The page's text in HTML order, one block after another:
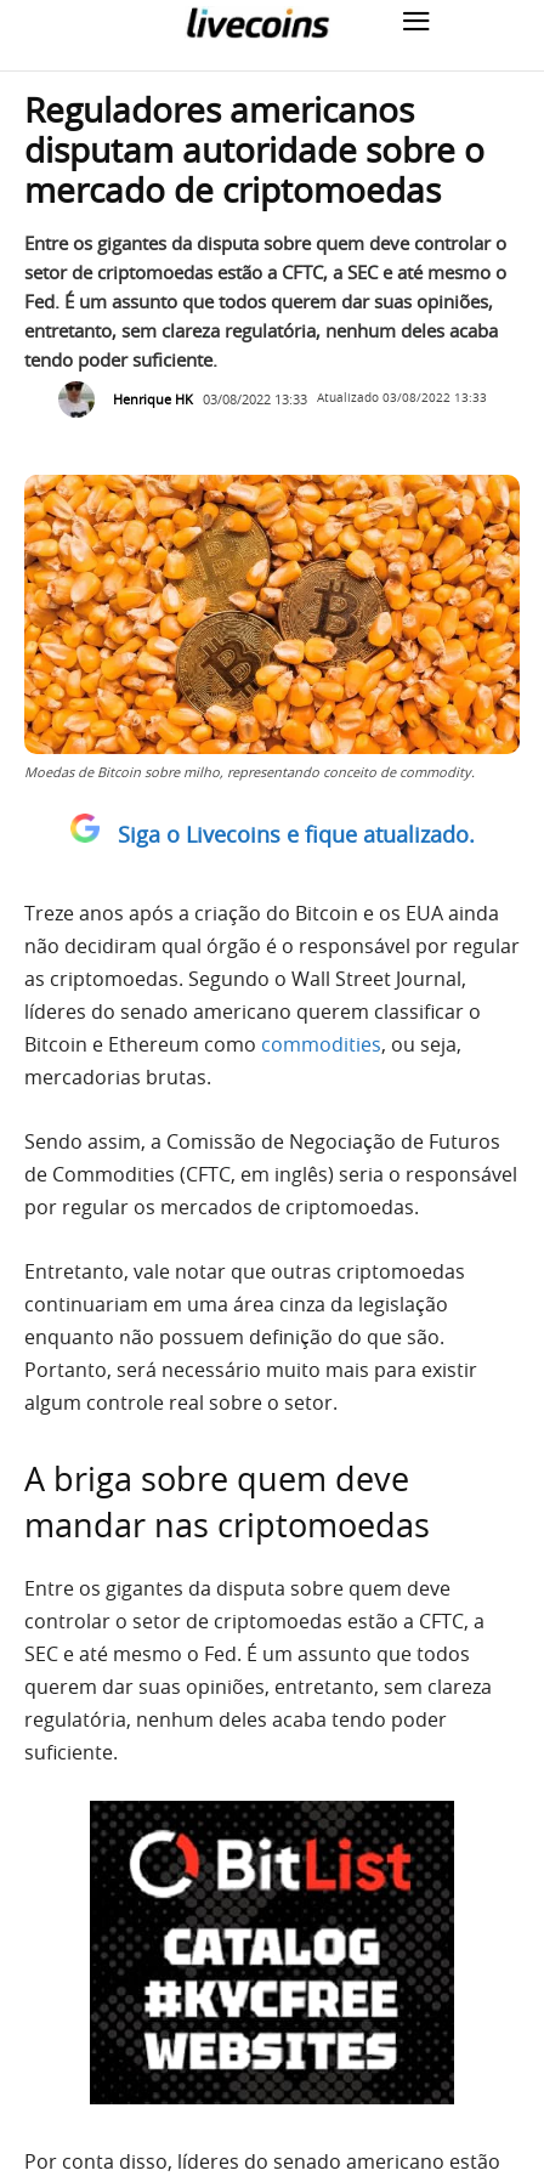
Reguladores americanos
disputam autoridade sobre o
mercado de criptomoedas
Entre os gigantes da disputa sobre quem deve controlar o
setor de criptomoedas estão a CFTC, a SEC e até mesmo o
Fed. É um assunto que todos querem dar suas opiniões,
entretanto, sem clareza regulatória, nenhum deles acaba
tendo poder suficiente.
Henrique HK 03/08/2022 13:33 Atualizado 03/08/2022 13:33
Moedas de Bitcoin sobre milho, representando conceito de commodity.
Siga o Livecoins e fique atualizado.
Treze anos após a criação do Bitcoin e os EUA ainda
não decidiram qual órgão é o responsável por regular
as criptomoedas. Segundo o Wall Street Journal,
líderes do senado americano querem classificar o
Bitcoin e Ethereum como commodities, ou seja,
mercadorias brutas.
Sendo assim, a Comissão de Negociação de Futuros
de Commodities (CFTC, em inglês) seria o responsável
por regular os mercados de criptomoedas.
Entretanto, vale notar que outras criptomoedas
continuariam em uma área cinza da legislação
enquanto não possuem definição do que são.
Portanto, será necessário muito mais para existir
algum controle real sobre o setor.
A briga sobre quem deve
mandar nas criptomoedas
Entre os gigantes da disputa sobre quem deve
controlar o setor de criptomoedas estão a CFTC, a
SEC e até mesmo o Fed. É um assunto que todos
querem dar suas opiniões, entretanto, sem clareza
regulatória, nenhum deles acaba tendo poder
suficiente.
Por conta disso, líderes do senado americano estão